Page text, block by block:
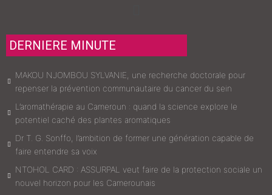
DERNIERE MINUTE
MAKOU NJOMBOU SYLVANIE, une recherche doctorale pour
repenser la prévention communautaire du cancer du sein
L’aromathérapie au Cameroun : quand la science explore le
potentiel caché des plantes aromatiques
Dr T. G. Sonffo, l’ambition de former une génération capable de
faire entendre sa voix
NTOHOL CARD : ASSURPAL veut faire de la protection sociale un
nouvel horizon pour les Camerounais